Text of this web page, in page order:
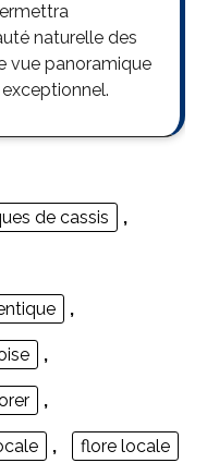
naturelle des
vue panoramique
de cassis ,
,
,
,
, flore locale